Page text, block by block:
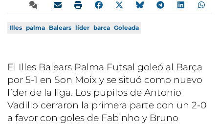
Illes palma Balears líder barca Goleada
El Illes Balears Palma Futsal goleó al Barça
por 5-1 en Son Moix y se situó como nuevo
líder de la liga. Los pupilos de Antonio
Vadillo cerraron la primera parte con un 2-0
a favor con goles de Fabinho y Bruno